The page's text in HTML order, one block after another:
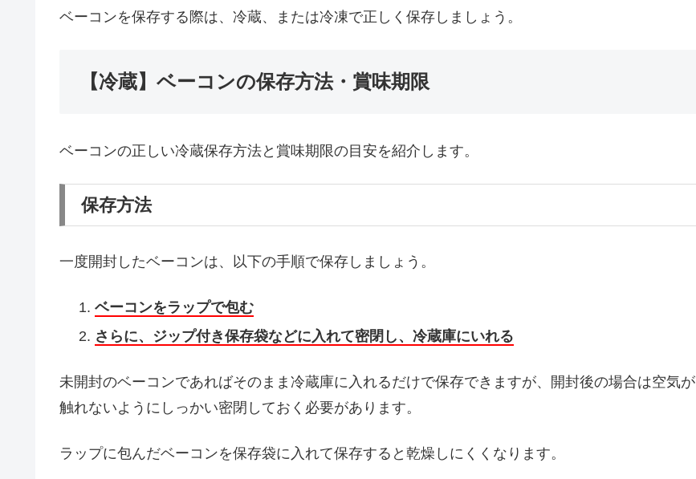
ベーコンを保存する際は、冷蔵、または冷凍で正しく保存しましょう。
【冷蔵】ベーコンの保存方法・賞味期限
ベーコンの正しい冷蔵保存方法と賞味期限の目安を紹介します。
保存方法
一度開封したベーコンは、以下の手順で保存しましょう。
ベーコンをラップで包む
さらに、ジップ付き保存袋などに入れて密閉し、冷蔵庫にいれる
未開封のベーコンであればそのまま冷蔵庫に入れるだけで保存できますが、開封後の場合は空気が
触れないようにしっかい密閉しておく必要があります。
ラップに包んだベーコンを保存袋に入れて保存すると乾燥しにくくなります。